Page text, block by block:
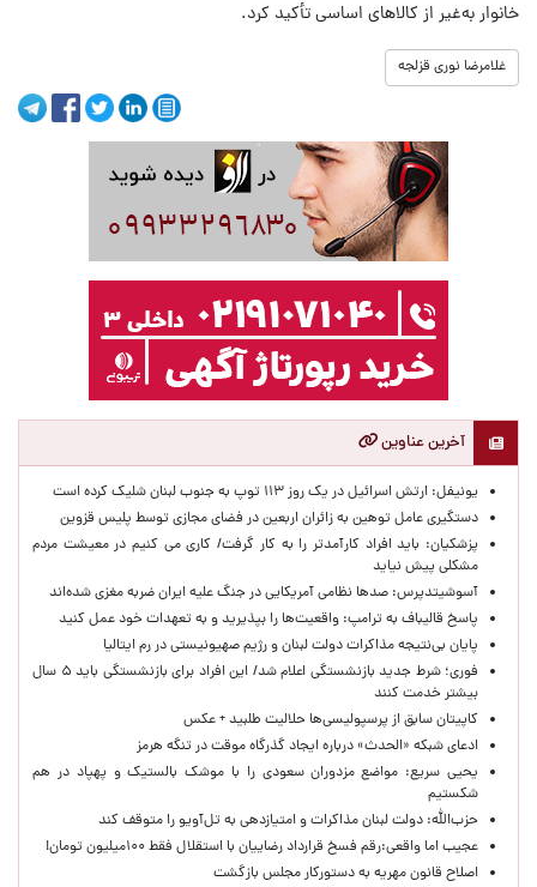
خانوار به‌غیر از کالاهای اساسی تأکید کرد.
غلامرضا نوری قزلجه
آخرین عناوین
یونیفل: ارتش اسرائیل در یک روز ۱۱۳ توپ به جنوب لبنان شلیک کرده است
دستگیری عامل توهین به زائران اربعین در فضای مجازی توسط پلیس قزوین
پزشکیان: باید افراد کارآمدتر را به کار گرفت/ کاری می کنیم در معیشت مردم
مشکلی پیش نیاید
آسوشیتدپرس: صدها نظامی آمریکایی در جنگ علیه ایران ضربه مغزی شده‌اند
پاسخ قالیباف به ترامپ: واقعیت‌ها را بپذیرید و به تعهدات خود عمل کنید
پایان بی‌نتیجه مذاکرات دولت لبنان و رژیم صهیونیستی در رم ایتالیا
فوری؛ شرط جدید بازنشستگی اعلام شد/ این افراد برای بازنشستگی باید ۵ سال
بیشتر خدمت کنند
کاپیتان سابق از پرسپولیسی‌ها حلالیت طلبید + عکس
ادعای شبکه «الحدث» درباره ایجاد گذرگاه موقت در تنگه هرمز
یحیی سریع: مواضع مزدوران سعودی را با موشک بالستیک و پهپاد در هم
شکستیم
حزب‌الله: دولت لبنان مذاکرات و امتیازدهی به تل‌آویو را متوقف کند
عجیب اما واقعی:رقم فسخ قرارداد رضاییان با استقلال فقط ۱۰۰میلیون تومان!
اصلاح قانون مهریه به دستورکار مجلس بازگشت